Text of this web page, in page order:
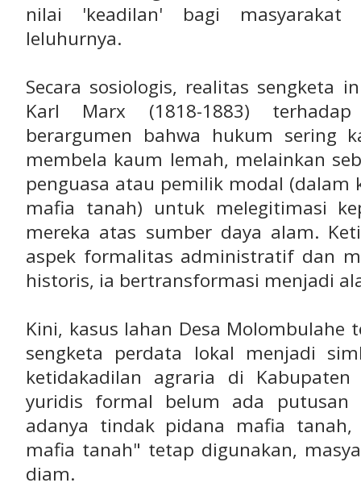
nilai 'keadilan' bagi masyarakat
leluhurnya.
Secara sosiologis, realitas sengketa
Karl Marx (1818-1883)
berargumen bahwa hukum sering
membela kaum lemah, melainkan
penguasa atau pemilik modal (dalam
mafia tanah) untuk melegitimasi
mereka atas sumber daya alam.
aspek formalitas administratif dan
historis, ia bertransformasi menjadi
Kini, kasus lahan Desa Molombulahe
sengketa perdata lokal menjadi
ketidakadilan agraria di Kabupaten
yuridis formal belum ada putusan
adanya tindak pidana mafia
mafia tanah" tetap digunakan,
diam.